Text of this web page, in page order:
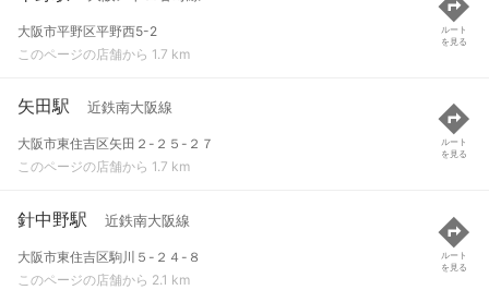
大阪市平野区平野西5-2
このページの店舗から 1.7 km
ルート
を見る
矢田駅 近鉄南大阪線
大阪市東住吉区矢田２-２５-２７
このページの店舗から 1.7 km
ルート
を見る
針中野駅 近鉄南大阪線
大阪市東住吉区駒川５-２４-８
このページの店舗から 2.1 km
ルート
を見る